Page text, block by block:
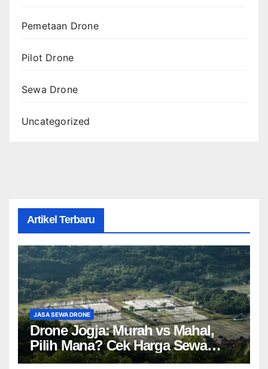
Pemetaan Drone
Pilot Drone
Sewa Drone
Uncategorized
Artikel Terbaru
JASA SEWA DRONE
Drone Jogja: Murah vs Mahal,
Pilih Mana? Cek Harga Sewa
Drone Yogyakarta!